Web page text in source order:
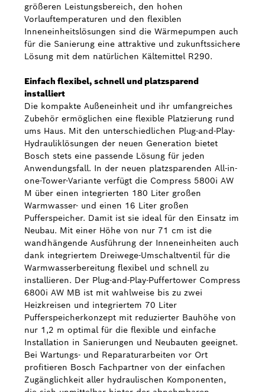
größeren Leistungsbereich, den hohen
Vorlauftemperaturen und den flexiblen
Inneneinheitslösungen sind die Wärmepumpen auch
für die Sanierung eine attraktive und zukunftssichere
Lösung mit dem natürlichen Kältemittel R290.
Einfach flexibel, schnell und platzsparend
installiert
Die kompakte Außeneinheit und ihr umfangreiches
Zubehör ermöglichen eine flexible Platzierung rund
ums Haus. Mit den unterschiedlichen Plug-and-Play-
Hydrauliklösungen der neuen Generation bietet
Bosch stets eine passende Lösung für jeden
Anwendungsfall. In der neuen platzsparenden All-in-
one-Tower-Variante verfügt die Compress 5800i AW
M über einen integrierten 180 Liter großen
Warmwasser- und einen 16 Liter großen
Pufferspeicher. Damit ist sie ideal für den Einsatz im
Neubau. Mit einer Höhe von nur 71 cm ist die
wandhängende Ausführung der Inneneinheiten auch
dank integriertem Dreiwege-Umschaltventil für die
Warmwasserbereitung flexibel und schnell zu
installieren. Der Plug-and-Play-Puffertower Compress
6800i AW MB ist mit wahlweise bis zu zwei
Heizkreisen und integriertem 70 Liter
Pufferspeicherkonzept mit reduzierter Bauhöhe von
nur 1,2 m optimal für die flexible und einfache
Installation in Sanierungen und Neubauten geeignet.
Bei Wartungs- und Reparaturarbeiten vor Ort
profitieren Bosch Fachpartner von der einfachen
Zugänglichkeit aller hydraulischen Komponenten,